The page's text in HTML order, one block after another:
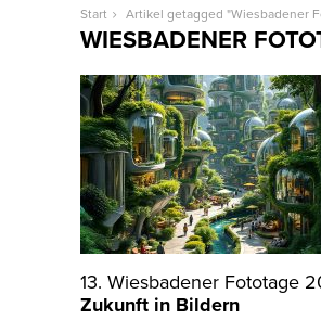
Start Artikel getagged "Wiesbadener
WIESBADENER
13. Wiesbadener Fototage
Zukunft in Bildern